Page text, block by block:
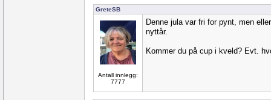
GreteSB
Antall innlegg:
7777
Denne jula var fri for pynt, men
nyttår.
Kommer du på cup i kveld? Evt.